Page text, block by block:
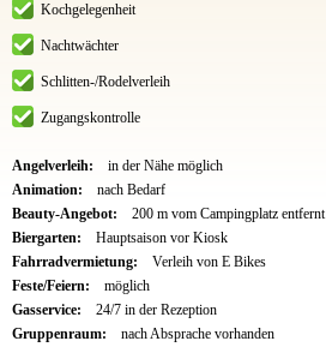
Kochgelegenheit
Nachtwächter
Schlitten-/Rodelverleih
Zugangskontrolle
Angelverleih:
in der Nähe möglich
Animation:
nach Bedarf
Beauty-Angebot:
200 m vom Campingplatz entfernt
Biergarten:
Hauptsaison vor Kiosk
Fahrradvermietung:
Verleih von E Bikes
Feste/Feiern:
möglich
Gasservice:
24/7 in der Rezeption
Gruppenraum:
nach Absprache vorhanden